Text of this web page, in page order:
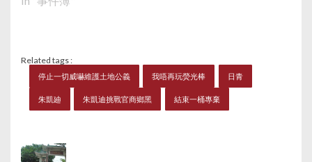
Related tags :
停止一切威嚇維護土地公義 我唔再玩熒光棒 日青
朱凱廸 朱凱迪挑戰官商鄉黑 結束一桶專棄